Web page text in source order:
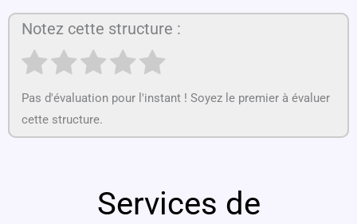
Notez cette structure :
Pas d'évaluation pour l'instant ! Soyez le premier à évaluer
cette structure.
Services de